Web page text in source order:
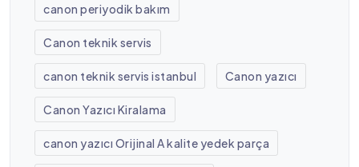
canon periyodik bakım
Canon teknik servis
canon teknik servis istanbul Canon yazıcı
Canon Yazıcı Kiralama
canon yazıcı Orijinal A kalite yedek parça